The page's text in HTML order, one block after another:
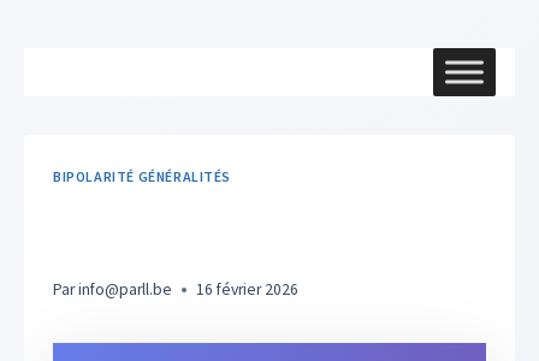
BIPOLARITÉ GÉNÉRALITÉS
Parinfo@parll.be 16 février 2026